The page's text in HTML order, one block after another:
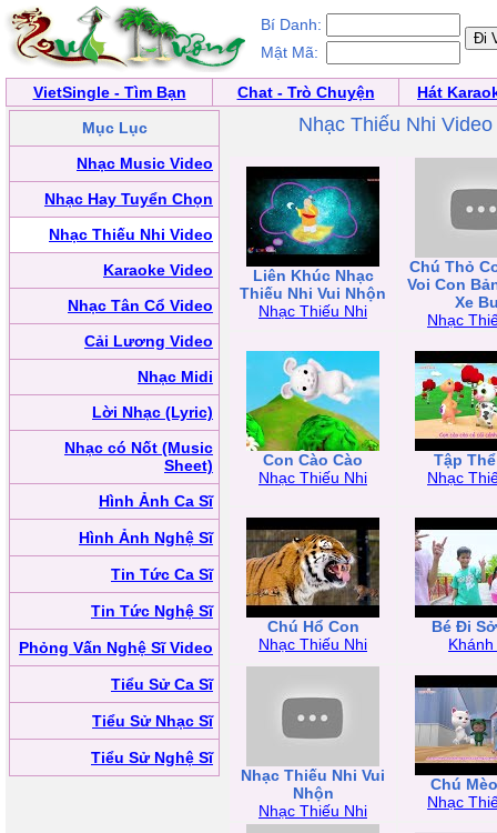
Bí Danh:
Mật Mã:
VietSingle - Tìm Bạn Chat - Trò Chuyện
Hát
Mục Lục
Nhạc Music Video
Nhạc Hay Tuyển Chọn
Nhạc Thiếu Nhi Video
Karaoke Video
Nhạc Tân Cổ Video
Cải Lương Video
Nhạc Midi
Lời Nhạc (Lyric)
Nhạc có Nốt (Music
Sheet)
Hình Ảnh Ca Sĩ
Hình Ảnh Nghệ Sĩ
Tin Tức Ca Sĩ
Tin Tức Nghệ Sĩ
Phỏng Vấn Nghệ Sĩ Video
Tiểu Sử Ca Sĩ
Tiểu Sử Nhạc Sĩ
Tiểu Sử Nghệ Sĩ
Nhạc Thiếu Nhi
Liên Khúc Nhạc
Thiếu Nhi Vui Nhộn
Nhạc Thiếu Nhi
Chú Thỏ
Voi Con
Xe
Nhạc
Con Cào Cào
Nhạc Thiếu Nhi
Tập
Nhạc
Chú Hổ Con
Nhạc Thiếu Nhi
Bé Đi
Khánh
Nhạc Thiếu Nhi Vui
Nhộn
Nhạc Thiếu Nhi
Chú
Nhạc